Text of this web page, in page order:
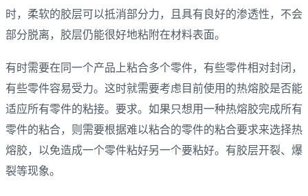
时，柔软的胶层可以抵消部分力，且具有良好的渗透性，不会
部分脱离，胶层仍能很好地粘附在材料表面。
有时需要在同一个产品上粘合多个零件，有些零件相对封闭，
有些零件容易受力。这时就需要考虑目前使用的热熔胶是否能
适应所有零件的粘接。要求。如果只想用一种热熔胶完成所有
零件的粘合，则需要根据难以粘合的零件的粘合要求来选择热
熔胶，以免造成一个零件粘好另一个要粘好。有胶层开裂、爆
裂等现象。